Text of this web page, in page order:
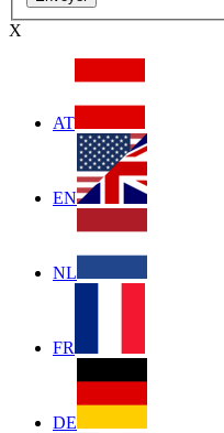
X
AT
EN
NL
FR
DE